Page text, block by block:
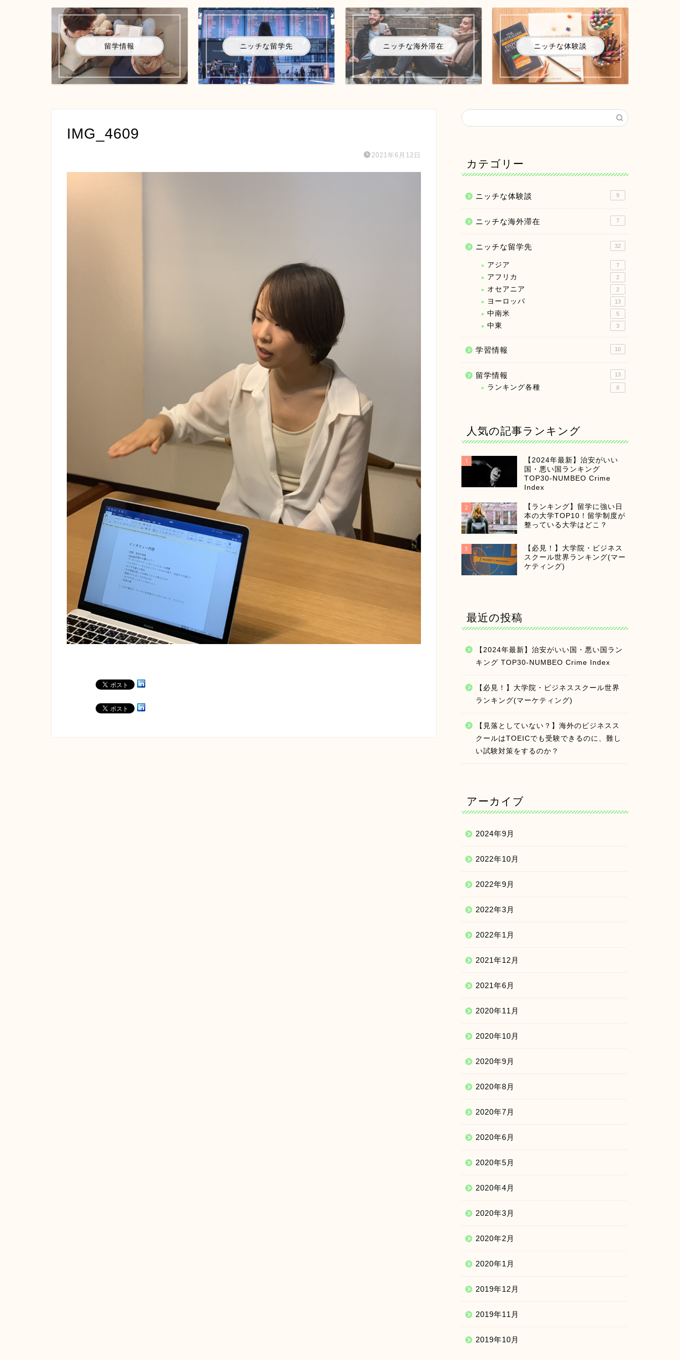
留学情報 ニッチな留学先 ニッチな海外滞在 ニッチな体験談
IMG_4609
2021年6月12日
カテゴリー
ニッチな体験談 9
ニッチな海外滞在 7
ニッチな留学先 32
アジア 7
アフリカ 2
オセアニア 2
ヨーロッパ 13
中南米 5
中東 3
学習情報 10
留学情報 13
ランキング各種 8
人気の記事ランキング
1
【2024年最新】治安がいい
国・悪い国ランキング
TOP30-NUMBEO Crime
Index
2
【ランキング】留学に強い日
本の大学TOP10！留学制度が
整っている大学はどこ？
3
【必見！】大学院・ビジネス
スクール世界ランキング(マー
ケティング)
最近の投稿
【2024年最新】治安がいい国・悪い国ラン
キング TOP30-NUMBEO Crime Index
【必見！】大学院・ビジネススクール世界
ランキング(マーケティング)
【見落としていない？】海外のビジネスス
クールはTOEICでも受験できるのに、難し
い試験対策をするのか？
アーカイブ
2024年9月
2022年10月
2022年9月
2022年3月
2022年1月
2021年12月
2021年6月
2020年11月
2020年10月
2020年9月
2020年8月
2020年7月
2020年6月
2020年5月
2020年4月
2020年3月
2020年2月
2020年1月
2019年12月
2019年11月
2019年10月